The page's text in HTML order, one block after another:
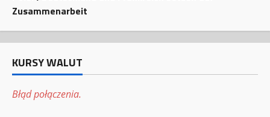
Zusammenarbeit
KURSY WALUT
Błąd połączenia.